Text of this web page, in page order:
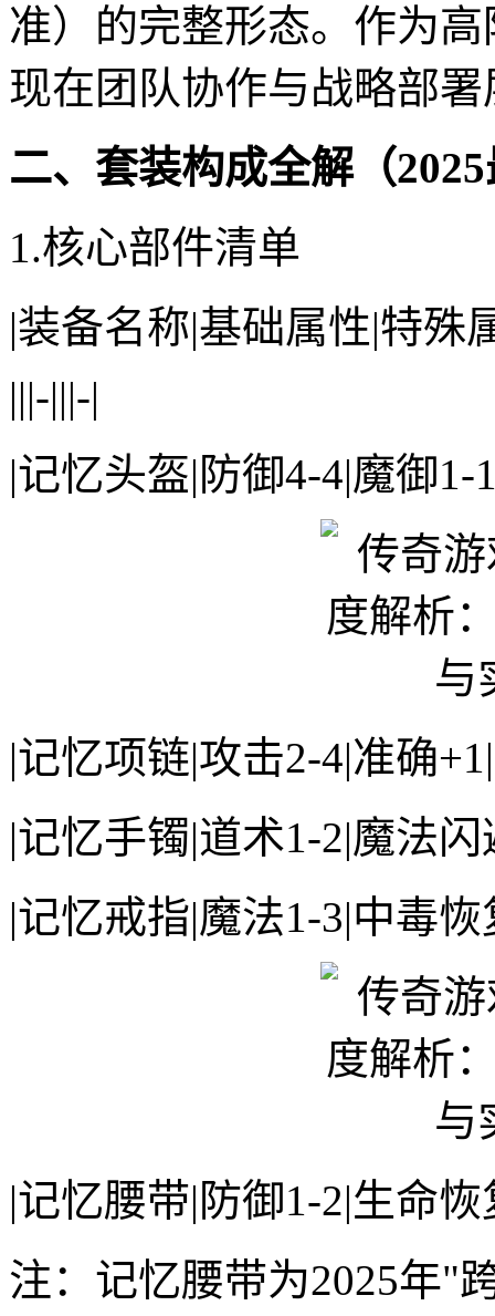
准）的完整形态。作为
现在团队协作与战略部署
二、套装构成全解（
1.核心部件清单
|装备名称|基础属性|特殊
|||-|||-|
|记忆头盔|防御4-4|魔御1-
|记忆项链|攻击2-4|准确
|记忆手镯|道术1-2|魔法闪
|记忆戒指|魔法1-3|中毒恢
|记忆腰带|防御1-2|生命
注：记忆腰带为2025年"